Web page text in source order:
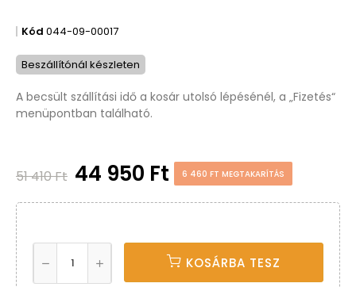
Kód 044-09-00017
Beszállítónál készleten
A becsült szállítási idő a kosár utolsó lépésénél, a „Fizetés“
menüpontban található.
51 410 Ft 44 950 Ft 6 460 FT MEGTAKARÍTÁS
KOSÁRBA TESZ